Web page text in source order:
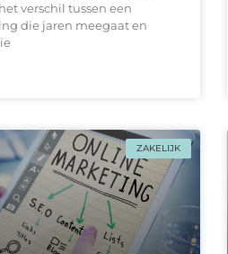
verschil tussen een
die jaren meegaat en
ZAKELIJK